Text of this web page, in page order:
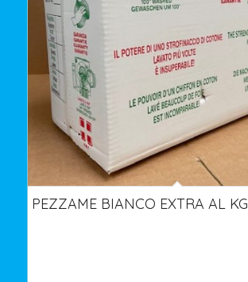
PEZZAME BIANCO EXTRA AL KG